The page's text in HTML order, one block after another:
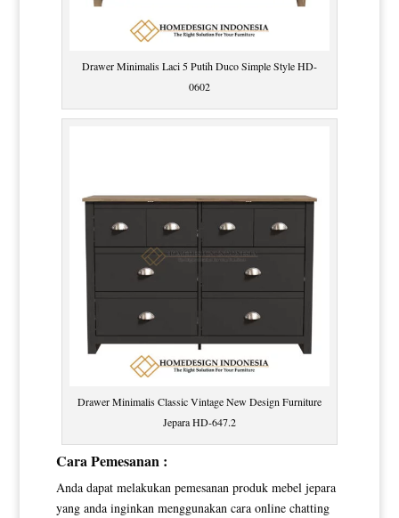
Drawer Minimalis Laci 5 Putih Duco Simple Style HD-
0602
Drawer Minimalis Classic Vintage New Design Furniture
Jepara HD-647.2
Cara Pemesanan :
Anda dapat melakukan pemesanan produk mebel jepara
yang anda inginkan menggunakan cara online chatting